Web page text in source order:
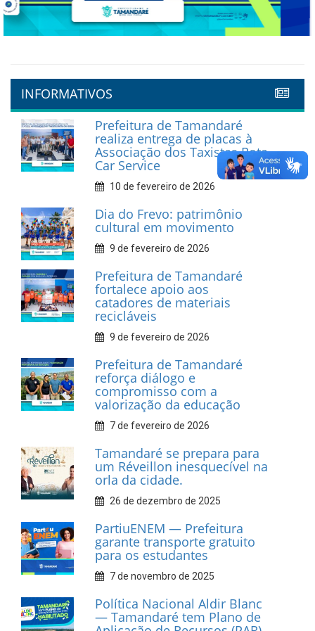
Previous Next
INFORMATIVOS
Prefeitura de Tamandaré
realiza entrega de placas à
Associação dos Taxistas Rota
Car Service
10 de fevereiro de 2026
Dia do Frevo: patrimônio
cultural em movimento
9 de fevereiro de 2026
Prefeitura de Tamandaré
fortalece apoio aos
catadores de materiais
recicláveis
9 de fevereiro de 2026
Prefeitura de Tamandaré
reforça diálogo e
compromisso com a